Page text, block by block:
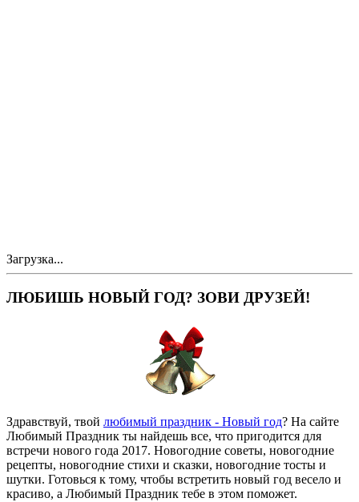
Загрузка...
ЛЮБИШЬ НОВЫЙ ГОД? ЗОВИ ДРУЗЕЙ!
Здравствуй, твой любимый праздник - Новый год? На сайте
Любимый Праздник ты найдешь все, что пригодится для
встречи нового года 2017. Новогодние советы, новогодние
рецепты, новогодние стихи и сказки, новогодние тосты и
шутки. Готовься к тому, чтобы встретить новый год весело и
красиво, а Любимый Праздник тебе в этом поможет.